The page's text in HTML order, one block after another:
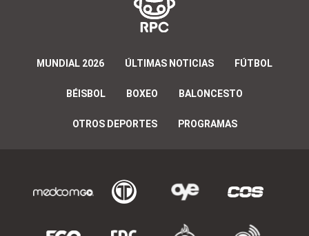
MUNDIAL 2026 ÚLTIMAS NOTICIAS FÚTBOL
BÉISBOL BOXEO BALONCESTO
OTROS DEPORTES PROGRAMAS